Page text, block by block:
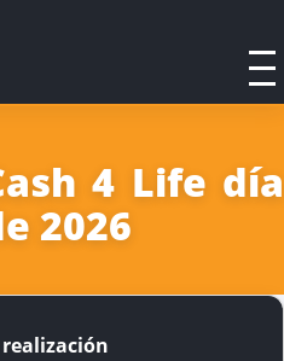
4 Life día
2026
realización